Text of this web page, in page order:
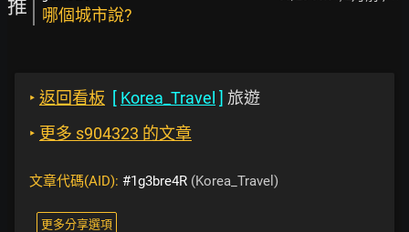
推 哪個城市說?
‣ 返回看板 [ Korea_Travel ] 旅遊
‣ 更多 s904323 的文章
文章代碼(AID): #1g3bre4R (Korea_Travel)
更多分享選項